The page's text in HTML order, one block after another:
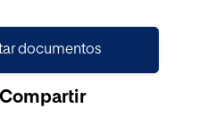
documentos
Compartir